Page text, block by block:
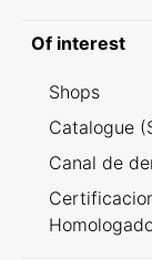
Of interest
Shops
Catalogue
Canal de